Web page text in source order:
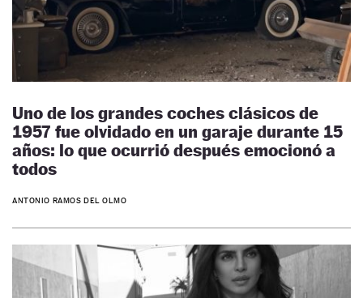
Uno de los grandes coches clásicos de
1957 fue olvidado en un garaje durante 15
años: lo que ocurrió después emocionó a
todos
ANTONIO RAMOS DEL OLMO